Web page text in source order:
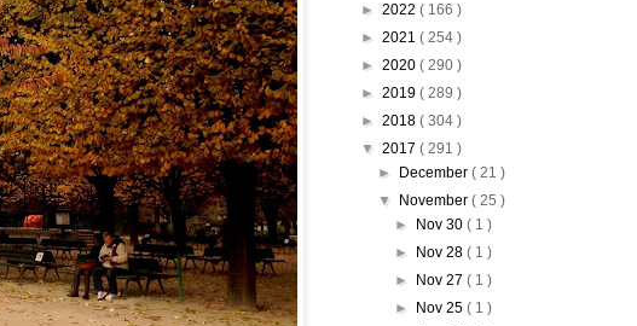
► 2022 ( 166 )
► 2021 ( 254 )
► 2020 ( 290 )
► 2019 ( 289 )
► 2018 ( 304 )
▼ 2017 ( 291 )
►
December ( 21 )
▼
November ( 25 )
►
Nov 30( 1 )
►
Nov 28( 1 )
►
Nov 27( 1 )
►
Nov 25( 1 )